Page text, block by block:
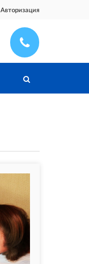
Авторизация